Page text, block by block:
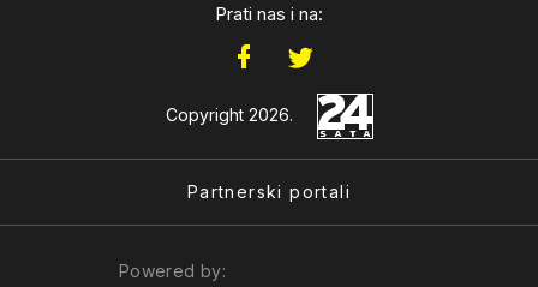
Prati nas i na:
Copyright 2026.
Partnerski portali
Powered by: